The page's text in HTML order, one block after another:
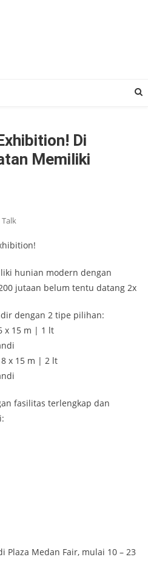
Di
Memiliki
hunian modern dengan
jutaan belum tentu datang 2x
dengan 2 tipe pilihan:
x 15 m | 1 lt
x 15 m | 2 lt
fasilitas terlengkap dan
Plaza Medan Fair, mulai 10 – 23